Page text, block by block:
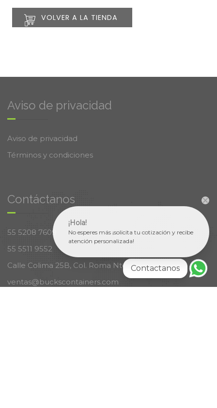
VOLVER A LA TIENDA
Aviso de privacidad
Aviso de privacidad
Términos y condiciones
Contáctanos
55 5208 7609
55 5511 9552
Calle Colima 25B, Col. Roma Nte, CDMX
ventas@buckscontainers.com
¡Hola!
No esperes más ¡solicita tu cotización y recibe
atención personalizada!
Contactanos